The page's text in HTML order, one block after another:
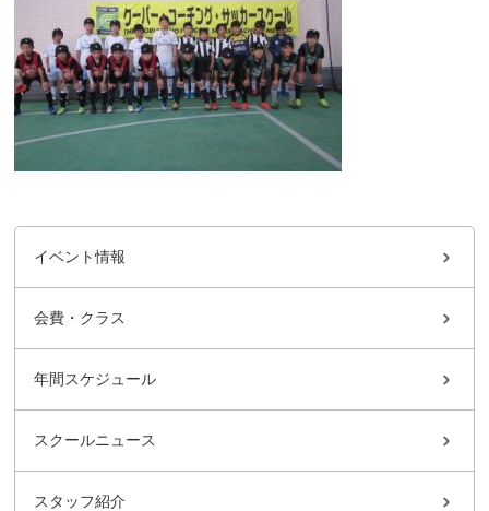
イベント情報
会費・クラス
年間スケジュール
スクールニュース
スタッフ紹介